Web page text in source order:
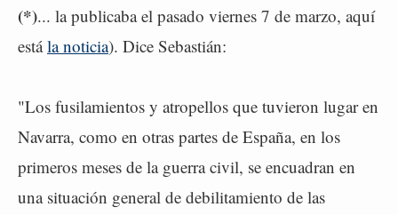
(*)... la publicaba el pasado viernes 7 de marzo, aquí
estála noticia). Dice Sebastián:
"Los fusilamientos y atropellos que tuvieron lugar en
Navarra, como en otras partes de España, en los
primeros meses de la guerra civil, se encuadran en
una situación general de debilitamiento de las